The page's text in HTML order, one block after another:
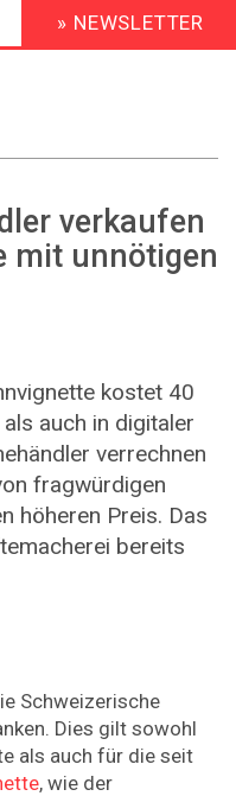
HEADER
MENU
» NEWSLETTER
verkaufen
mit unnötigen
kostet 40
auch in digitaler
verrechnen
fragwürdigen
höheren Preis. Das
bereits
Schweizerische
Dies gilt sowohl
als auch für die seit
, wie der